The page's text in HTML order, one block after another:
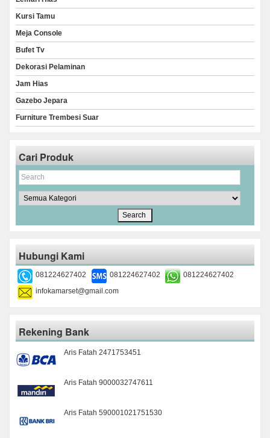
Kursi Tamu
Meja Console
Bufet Tv
Dekorasi Pelaminan
Jam Hias
Gazebo Jepara
Furniture Trembesi Suar
Cari Produk
Hubungi Kami
081224627402 081224627402
081224627402
infokamarset@gmail.com
Rekening Bank
Aris Fatah 2471753451
Aris Fatah 9000032747611
Aris Fatah 590001021751530